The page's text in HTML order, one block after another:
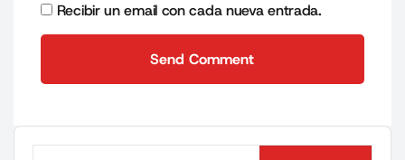
Recibir un email con cada nueva entrada.
Send Comment